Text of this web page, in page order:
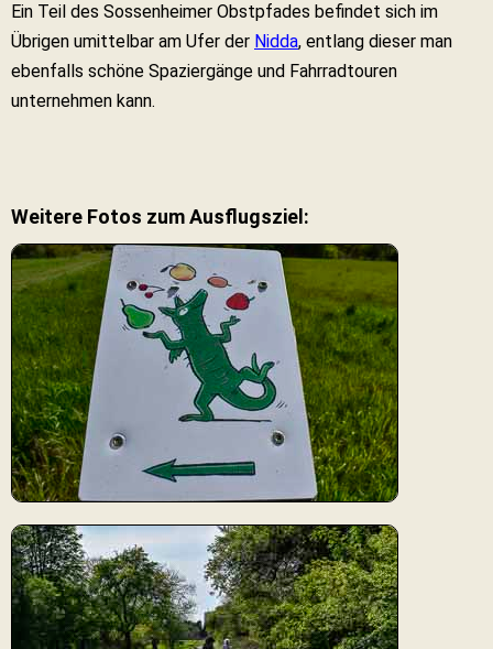
Ein Teil des Sossenheimer Obstpfades befindet sich im
Übrigen umittelbar am Ufer der Nidda, entlang dieser man
ebenfalls schöne Spaziergänge und Fahrradtouren
unternehmen kann.
Weitere Fotos zum Ausflugsziel: